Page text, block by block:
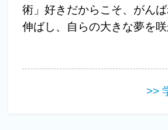
術」好きだからこそ、がん
伸ばし、自らの大きな夢を咲
>>